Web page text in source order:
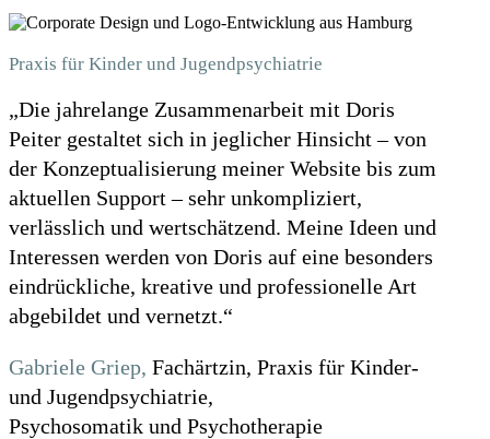
Praxis für Kinder und Jugendpsychiatrie
„Die jahrelange Zusammenarbeit mit Doris
Peiter gestaltet sich in jeglicher Hinsicht – von
der Konzeptualisierung meiner Website bis zum
aktuellen Support – sehr unkompliziert,
verlässlich und wertschätzend. Meine Ideen und
Interessen werden von Doris auf eine besonders
eindrückliche, kreative und professionelle Art
abgebildet und vernetzt.“
Gabriele Griep, Fachärtzin, Praxis für Kinder-
und Jugendpsychiatrie,
Psychosomatik und Psychotherapie